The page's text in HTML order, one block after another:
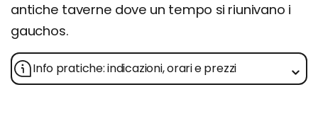
antiche taverne dove un tempo si riunivano i
gauchos.
Info pratiche: indicazioni, orari e prezzi